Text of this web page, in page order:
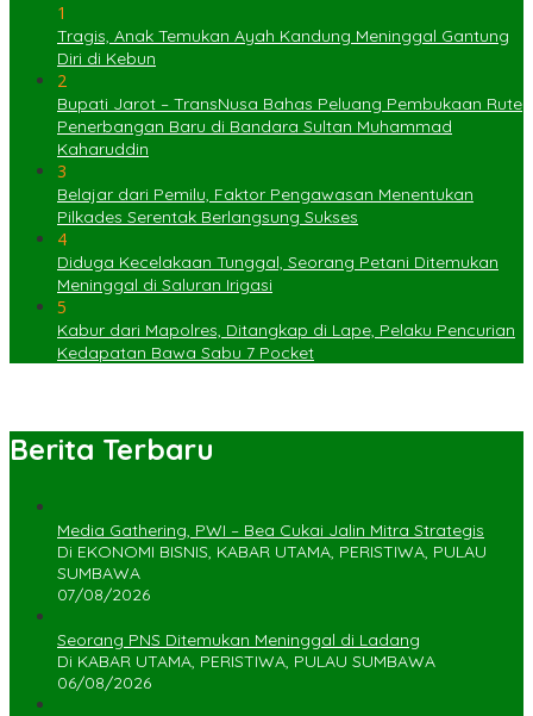
1
Tragis, Anak Temukan Ayah Kandung Meninggal Gantung
Diri di Kebun
2
Bupati Jarot – TransNusa Bahas Peluang Pembukaan Rute
Penerbangan Baru di Bandara Sultan Muhammad
Kaharuddin
3
Belajar dari Pemilu, Faktor Pengawasan Menentukan
Pilkades Serentak Berlangsung Sukses
4
Diduga Kecelakaan Tunggal, Seorang Petani Ditemukan
Meninggal di Saluran Irigasi
5
Kabur dari Mapolres, Ditangkap di Lape, Pelaku Pencurian
Kedapatan Bawa Sabu 7 Pocket
Berita Terbaru
Media Gathering, PWI – Bea Cukai Jalin Mitra Strategis
Di EKONOMI BISNIS, KABAR UTAMA, PERISTIWA, PULAU
SUMBAWA
07/08/2026
Seorang PNS Ditemukan Meninggal di Ladang
Di KABAR UTAMA, PERISTIWA, PULAU SUMBAWA
06/08/2026